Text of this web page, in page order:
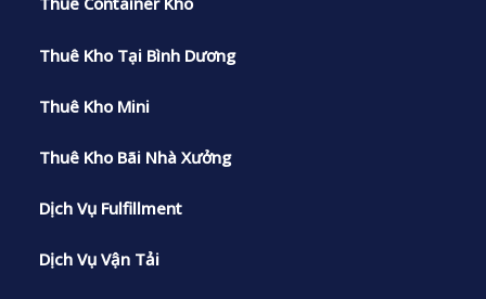
Thuê Kho Tại Bình Dương
Thuê Kho Mini
Thuê Kho Bãi Nhà Xưởng
Dịch Vụ Fulfillment
Dịch Vụ Vận Tải